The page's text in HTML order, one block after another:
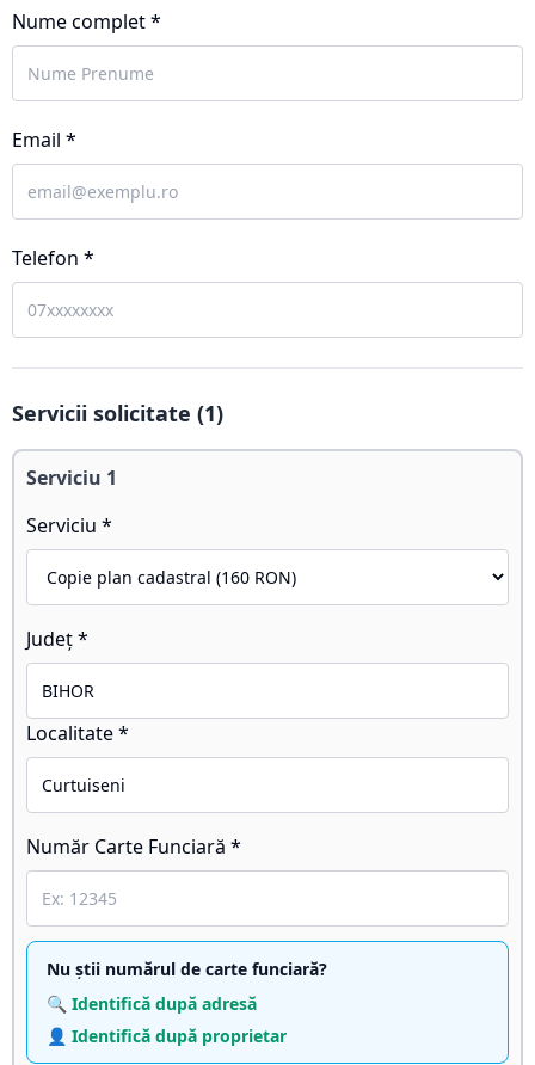
Nume complet *
Email *
Telefon *
Servicii solicitate (1)
Serviciu 1
Serviciu *
Județ *
Localitate *
Număr Carte Funciară *
Nu știi numărul de carte funciară?
🔍 Identifică după adresă
👤 Identifică după proprietar